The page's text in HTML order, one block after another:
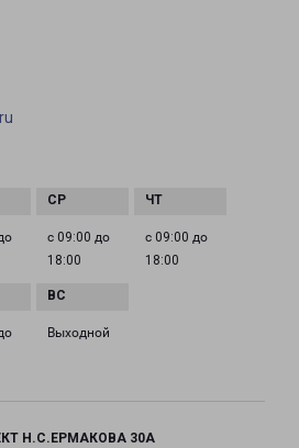
с 09:00 до
18:00
с 09:00 до
18:00
Выходной
Н.С.ЕРМАКОВА 30А